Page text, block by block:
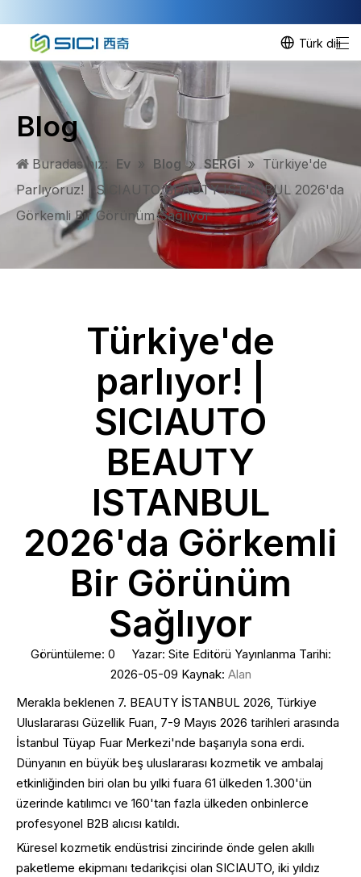
Türk dili
Blog
Buradasınız: Ev » Blog » SERGİ » Türkiye'de
Parlıyoruz! | SICIAUTO BEAUTY ISTANBUL 2026'da
Görkemli Bir Görünüm Sağlıyor
Türkiye'de
parlıyor! |
SICIAUTO
BEAUTY
ISTANBUL
2026'da Görkemli
Bir Görünüm
Sağlıyor
Görüntüleme: 0 Yazar: Site Editörü Yayınlanma Tarihi:
2026-05-09 Kaynak: Alan
Merakla beklenen 7. BEAUTY İSTANBUL 2026, Türkiye
Uluslararası Güzellik Fuarı, 7-9 Mayıs 2026 tarihleri ​​arasında
İstanbul Tüyap Fuar Merkezi'nde başarıyla sona erdi.
Dünyanın en büyük beş uluslararası kozmetik ve ambalaj
etkinliğinden biri olan bu yılki fuara 61 ülkeden 1.300'ün
üzerinde katılımcı ve 160'tan fazla ülkeden onbinlerce
profesyonel B2B alıcısı katıldı.
Küresel kozmetik endüstrisi zincirinde önde gelen akıllı
paketleme ekipmanı tedarikçisi olan SICIAUTO, iki yıldız